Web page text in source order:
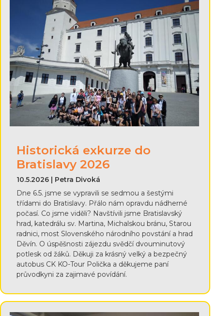
Historická exkurze do
Bratislavy 2026
10.5.2026 | Petra Divoká
Dne 6.5. jsme se vypravili se sedmou a šestými
třídami do Bratislavy. Přálo nám opravdu nádherné
počasí. Co jsme viděli? Navštívili jsme Bratislavský
hrad, katedrálu sv. Martina, Michalskou bránu, Starou
radnici, most Slovenského národního povstání a hrad
Děvín. O úspěšnosti zájezdu svědčí dvouminutový
potlesk od žáků. Děkuji za krásný velký a bezpečný
autobus CK KO-Tour Polička a děkujeme paní
průvodkyni za zajimavé povídání.